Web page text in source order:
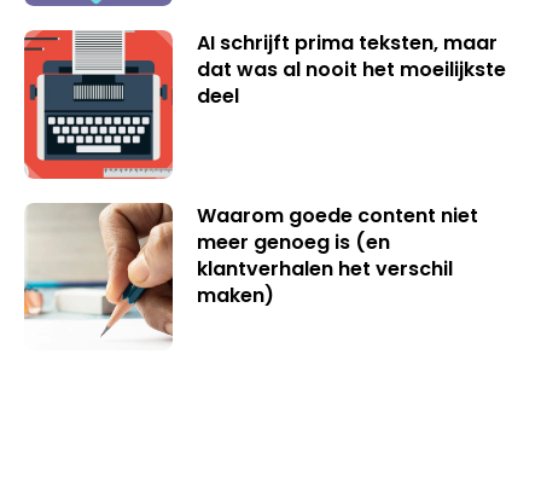
AI schrijft prima teksten, maar
dat was al nooit het moeilijkste
deel
Waarom goede content niet
meer genoeg is (en
klantverhalen het verschil
maken)